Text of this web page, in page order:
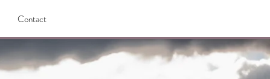
Contact